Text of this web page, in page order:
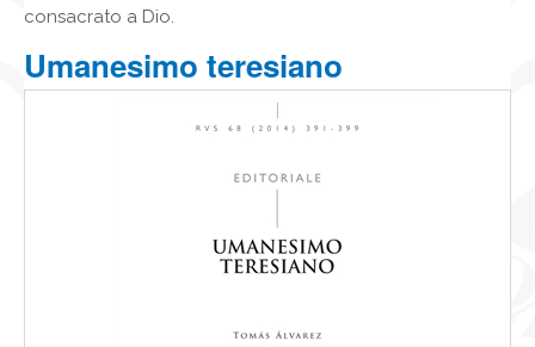
consacrato a Dio.
Umanesimo teresiano